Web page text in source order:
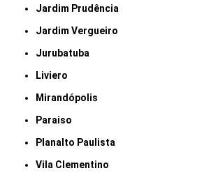
Jardim Prudência
Jardim Vergueiro
Jurubatuba
Liviero
Mirandópolis
Paraiso
Planalto Paulista
Vila Clementino